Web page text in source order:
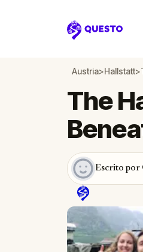
Questo
Austria>Hallstatt>
The
Escrito por